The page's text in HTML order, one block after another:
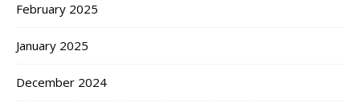
February 2025
January 2025
December 2024